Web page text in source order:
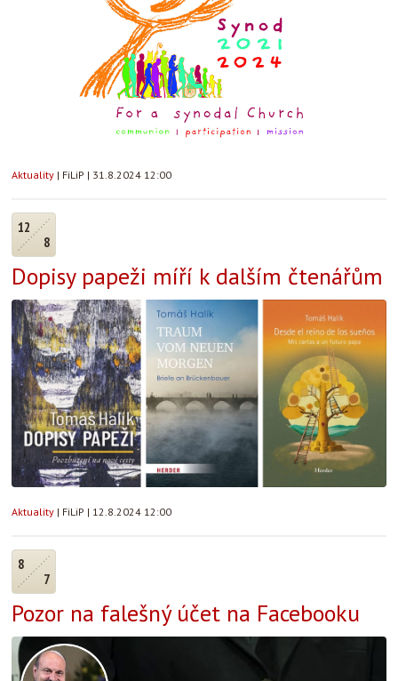
Aktuality | FiLiP | 31.8.2024 12:00
12
8
Dopisy papeži míří k dalším čtenářům
Aktuality | FiLiP | 12.8.2024 12:00
8
7
Pozor na falešný účet na Facebooku